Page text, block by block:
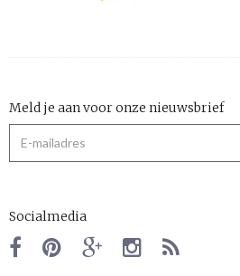
Meld je aan voor onze nieuwsbrief
Socialmedia